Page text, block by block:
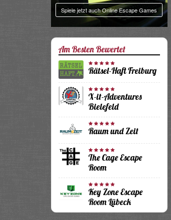
Spiele jetzt auch Online Escape Games
Am Besten Bewertet
Rätsel-Haft Freiburg
X-it-Adventures
Bielefeld
Raum und Zeit
The Cage Escape
Room
Key Zone Escape
Room Lübeck